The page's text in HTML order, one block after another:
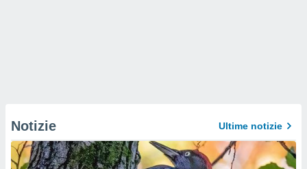
Notizie Ultime notizie